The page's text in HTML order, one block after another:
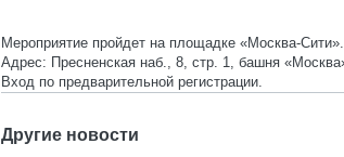
Мероприятие пройдет на площадке «Москва-Сити».
Адрес: Пресненская наб., 8, стр. 1, башня
Вход по предварительной регистрации.
Другие новости